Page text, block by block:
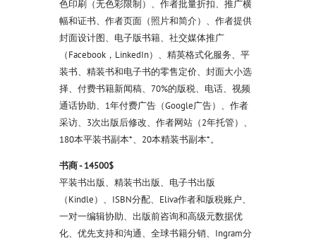
色印刷（无色彩限制）、作者批量折扣、推广横
幅和证书、作者页面（照片和简介）、作者提供
封面设计图、电子版书籍、社交媒体推广
（Facebook，LinkedIn）、精英格式化服务、平
装书、精装书和电子书的零售定价、封面大小选
择、付费书籍新闻稿、70%的版税、电话、视频
通话协助、1年付费广告（Google广告）、作者
采访、3次出版后修改、作者网站（2年托管）、
180本平装书副本*、20本精装书副本*。
书商 - 14500$
平装书出版、精装书出版、电子书出版
（Kindle）、ISBN分配、Eliva作者和版税账户、
一对一编辑协助、出版前咨询和高级元数据优
化、优先支持和沟通、全球书籍分销、Ingram分